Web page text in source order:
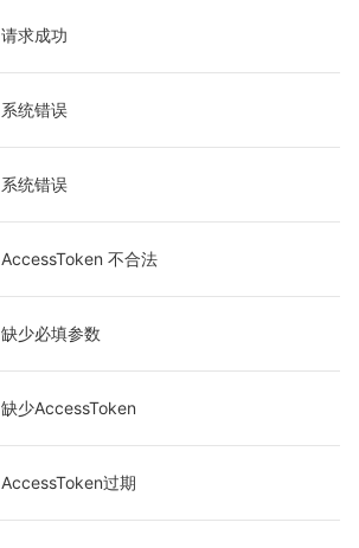
请求成功
系统错误
系统错误
AccessToken 不合法
缺少必填参数
缺少AccessToken
AccessToken过期